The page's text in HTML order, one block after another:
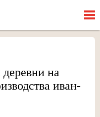
на
иван-